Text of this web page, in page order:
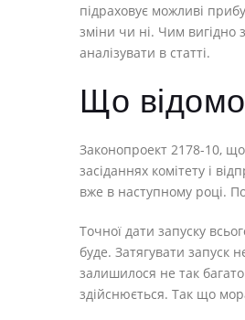
підраховує можливі
зміни чи ні. Чим вигідно
аналізувати в статті.
Що
Законопроект 2178-10,
засіданнях комітету і
вже в наступному році.
Точної дати запуску
буде. Затягувати запуск
залишилося не так
здійснюється. Так що